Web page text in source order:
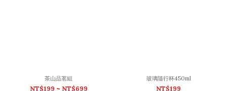
茶山品茗組
NT$199 ~ NT$699
玻璃隨行杯450ml
NT$199